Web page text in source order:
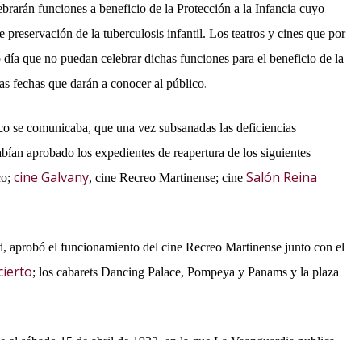
funciones a beneficio de la Protección a la Infancia cuyo
preservación de la tuberculosis infantil. Los teatros y cines que por
que no puedan celebrar dichas funciones para el beneficio de la
fechas que darán a conocer al público.
se comunicaba, que una vez subsanadas las deficiencias
aprobado los expedientes de reapertura de los siguientes
cine Galvany, cine Recreo Martinense; cine Salón Reina
aprobó el funcionamiento del cine Recreo Martinense junto con el
; los cabarets Dancing Palace, Pompeya y Panams y la plaza